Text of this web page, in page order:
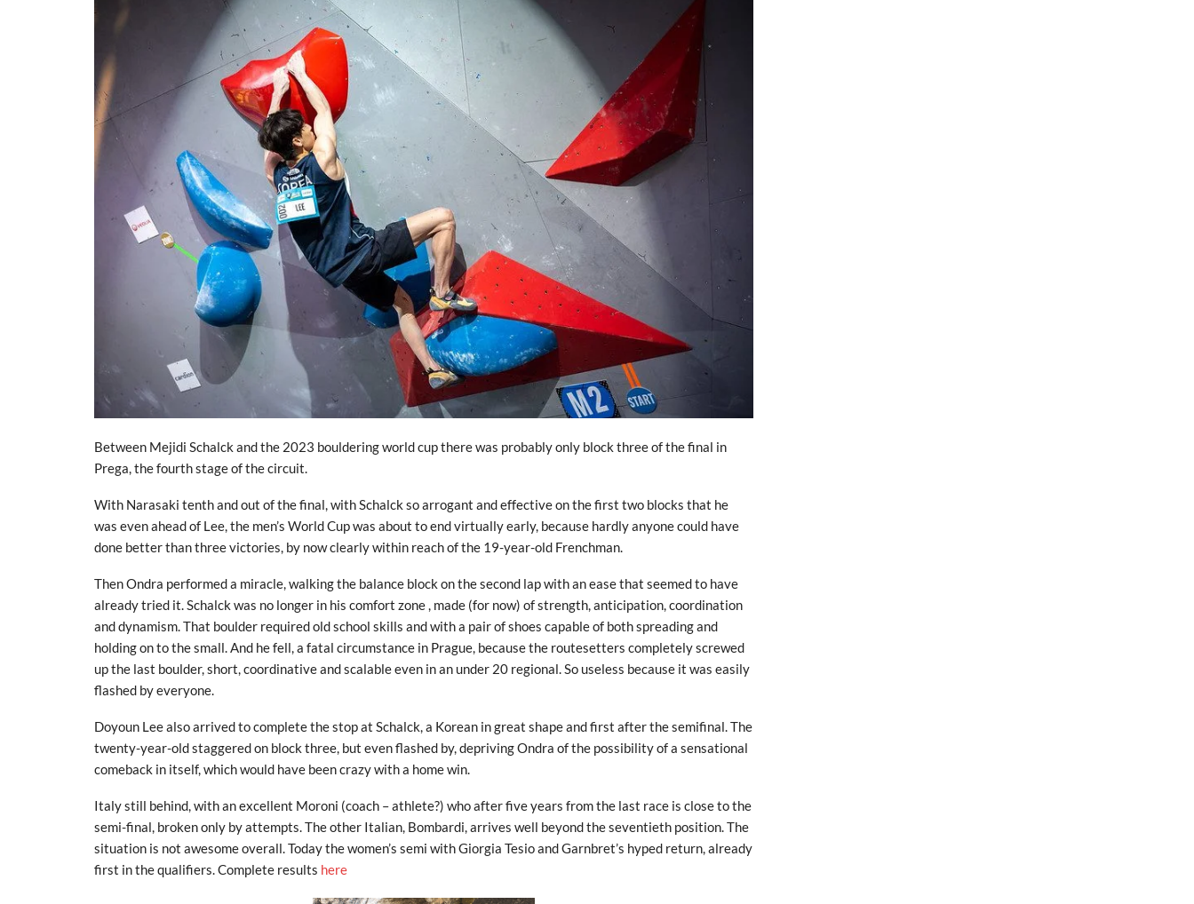
Between Mejidi Schalck and the 2023 bouldering world cup there was probably only block three of the final in
Prega, the fourth stage of the circuit.
With Narasaki tenth and out of the final, with Schalck so arrogant and effective on the first two blocks that he
was even ahead of Lee, the men’s World Cup was about to end virtually early, because hardly anyone could have
done better than three victories, by now clearly within reach of the 19-year-old Frenchman.
Then Ondra performed a miracle, walking the balance block on the second lap with an ease that seemed to have
already tried it. Schalck was no longer in his comfort zone , made (for now) of strength, anticipation, coordination
and dynamism. That boulder required old school skills and with a pair of shoes capable of both spreading and
holding on to the small. And he fell, a fatal circumstance in Prague, because the routesetters completely screwed
up the last boulder, short, coordinative and scalable even in an under 20 regional. So useless because it was easily
flashed by everyone.
Doyoun Lee also arrived to complete the stop at Schalck, a Korean in great shape and first after the semifinal. The
twenty-year-old staggered on block three, but even flashed by, depriving Ondra of the possibility of a sensational
comeback in itself, which would have been crazy with a home win.
Italy still behind, with an excellent Moroni (coach – athlete?) who after five years from the last race is close to the
semi-final, broken only by attempts. The other Italian, Bombardi, arrives well beyond the seventieth position. The
situation is not awesome overall. Today the women’s semi with Giorgia Tesio and Garnbret’s hyped return, already
first in the qualifiers. Complete results here